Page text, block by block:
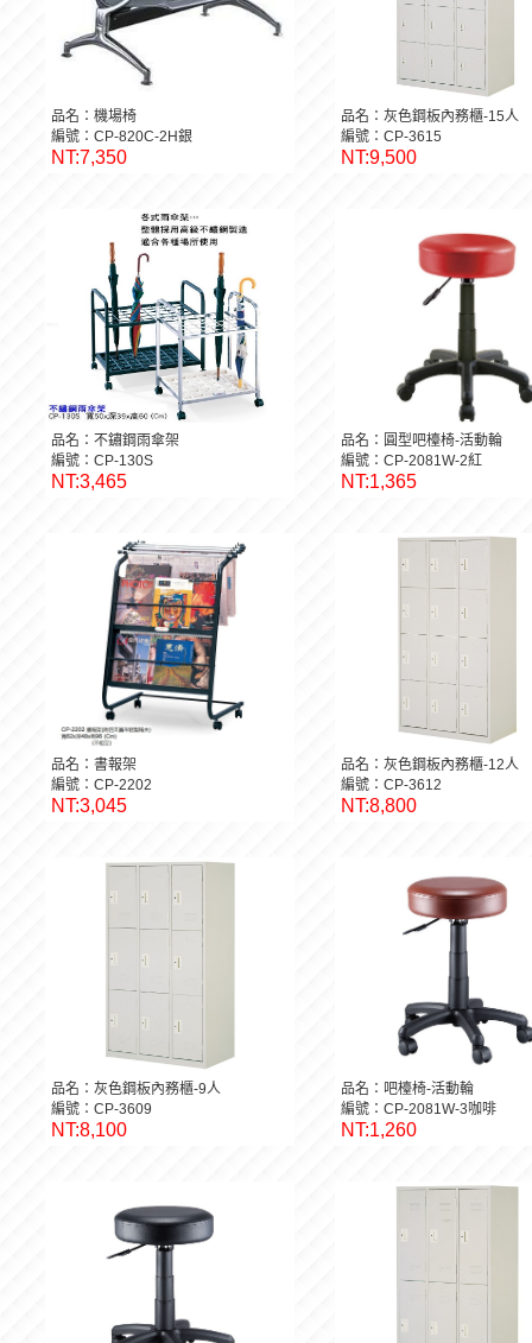
品名：機場椅
編號：CP-820C-2H銀
NT:7,350
品名：灰色鋼板內務櫃-15人
編號：CP-3615
NT:9,500
品名：不鏽鋼雨傘架
編號：CP-130S
NT:3,465
品名：圓型吧檯椅-活動輪
編號：CP-2081W-2紅
NT:1,365
品名：書報架
編號：CP-2202
NT:3,045
品名：灰色鋼板內務櫃-12人
編號：CP-3612
NT:8,800
品名：灰色鋼板內務櫃-9人
編號：CP-3609
NT:8,100
品名：吧檯椅-活動輪
編號：CP-2081W-3咖啡
NT:1,260